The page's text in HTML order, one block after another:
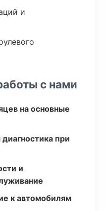
и
с нами
на основные
при
и
к автомобилям